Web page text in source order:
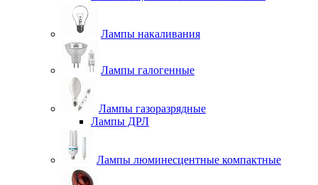
Лампы накаливания
Лампы галогенные
Лампы газоразрядные
Лампы ДРЛ
Лампы люминесцентные компактные